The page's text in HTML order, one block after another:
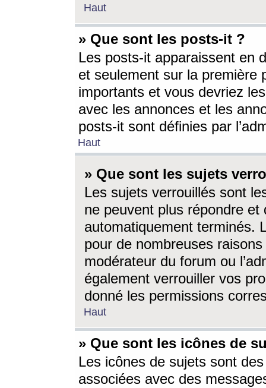
Haut
» Que sont les posts-it ?
Les posts-it apparaissent en
et seulement sur la première
importants et vous devriez
avec les annonces et les
posts-it sont définies par
Haut
» Que sont les sujets
Les sujets verrouillés sont
ne peuvent plus répondre
automatiquement terminés.
pour de nombreuses
modérateur du forum ou
également verrouiller vos
donné les permissions
Haut
» Que sont les icônes de
Les icônes de sujets sont
associées avec des